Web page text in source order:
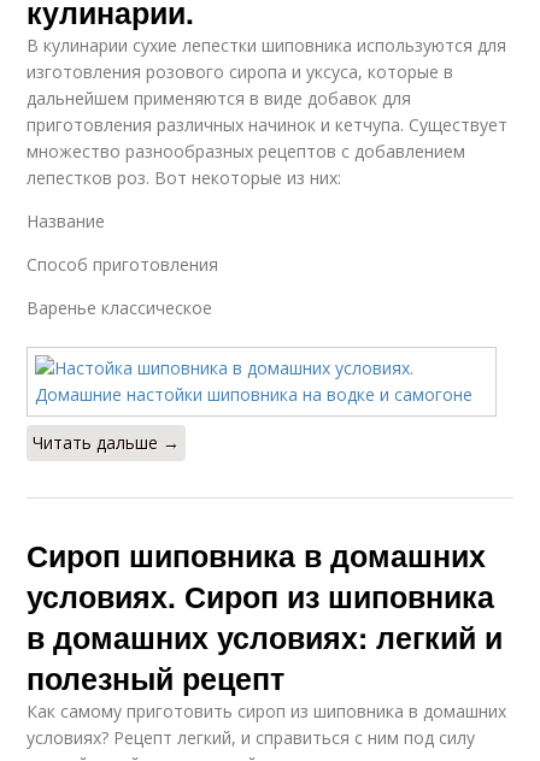
кулинарии.
В кулинарии сухие лепестки шиповника используются для
изготовления розового сиропа и уксуса, которые в
дальнейшем применяются в виде добавок для
приготовления различных начинок и кетчупа. Существует
множество разнообразных рецептов с добавлением
лепестков роз. Вот некоторые из них:
Название
Способ приготовления
Варенье классическое
Читать дальше →
Сироп шиповника в домашних
условиях. Сироп из шиповника
в домашних условиях: легкий и
полезный рецепт
Как самому приготовить сироп из шиповника в домашних
условиях? Рецепт легкий, и справиться с ним под силу